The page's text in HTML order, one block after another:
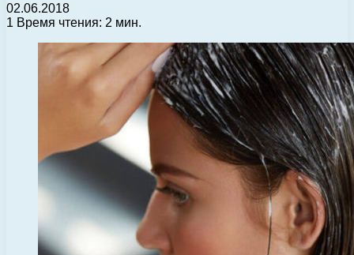
02.06.2018
1 Время чтения: 2 мин.